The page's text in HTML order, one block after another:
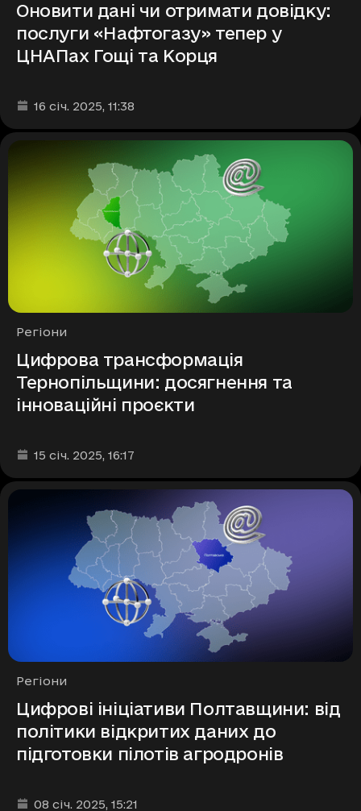
Оновити дані чи отримати довідку:
послуги «Нафтогазу» тепер у
ЦНАПах Гощі та Корця
Дата та час публікації
16 січ. 2025, 11:38
Рубрики
Регіони
Цифрова трансформація
Тернопільщини: досягнення та
інноваційні проєкти
Дата та час публікації
15 січ. 2025, 16:17
Рубрики
Регіони
Цифрові ініціативи Полтавщини: від
політики відкритих даних до
підготовки пілотів агродронів
Дата та час публікації
08 січ. 2025, 15:21